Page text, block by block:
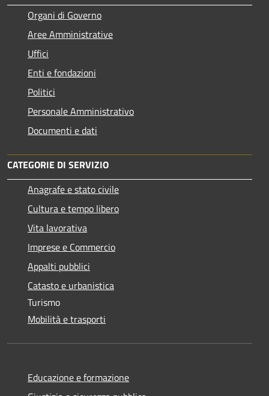
Organi di Governo
Aree Amministrative
Uffici
Enti e fondazioni
Politici
Personale Amministrativo
Documenti e dati
CATEGORIE DI SERVIZIO
Anagrafe e stato civile
Cultura e tempo libero
Vita lavorativa
Imprese e Commercio
Appalti pubblici
Catasto e urbanistica
Turismo
Mobilità e trasporti
Educazione e formazione